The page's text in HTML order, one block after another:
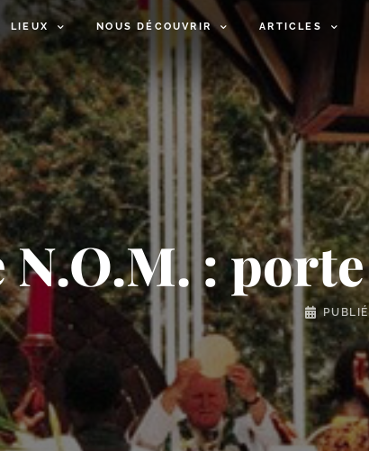
LIEUX NOUS DÉCOUVRIR ARTICLES
N.O.M. :